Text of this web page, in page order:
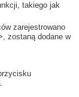
takiego jak
zarejestrowano
zostaną dodane w